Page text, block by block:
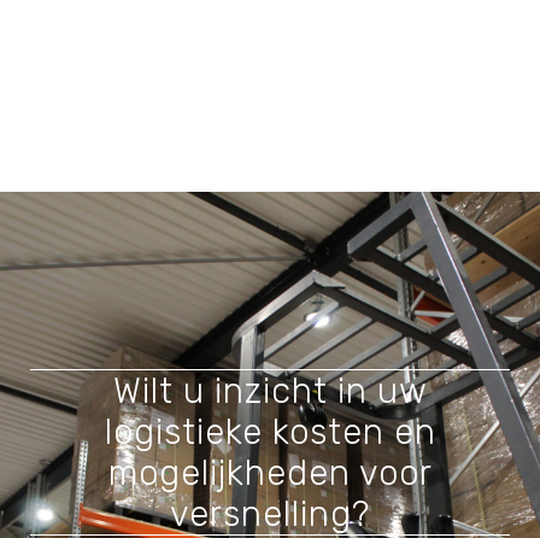
Wilt u inzicht in uw
logistieke kosten en
mogelijkheden voor
versnelling?